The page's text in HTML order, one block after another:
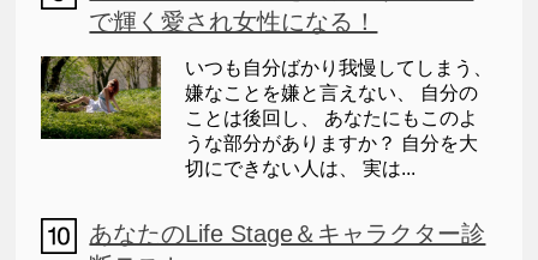
で輝く愛され女性になる！
いつも自分ばかり我慢してしまう、
嫌なことを嫌と言えない、 自分の
ことは後回し、 あなたにもこのよ
うな部分がありますか？ 自分を大
切にできない人は、 実は...
あなたのLife Stage＆キャラクター診